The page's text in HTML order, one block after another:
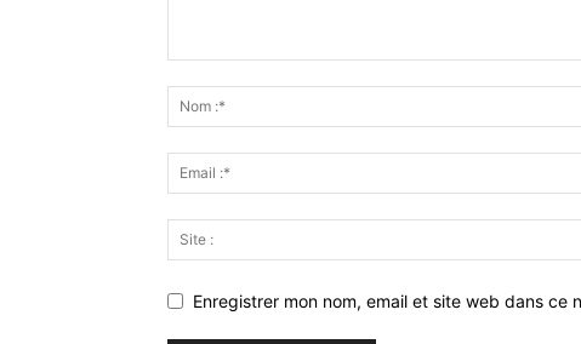
Enregistrer mon nom, email et site web dans